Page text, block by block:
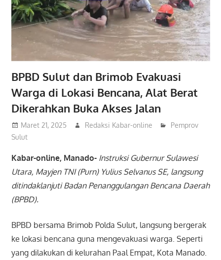
BPBD Sulut dan Brimob Evakuasi
Warga di Lokasi Bencana, Alat Berat
Dikerahkan Buka Akses Jalan
Maret 21, 2025 Redaksi Kabar-online
Pemprov
Sulut
Kabar-online, Manado- Instruksi Gubernur Sulawesi
Utara, Mayjen TNI (Purn) Yulius Selvanus SE, langsung
ditindaklanjuti Badan Penanggulangan Bencana Daerah
(BPBD).
BPBD bersama Brimob Polda Sulut, langsung bergerak
ke lokasi bencana guna mengevakuasi warga. Seperti
yang dilakukan di kelurahan Paal Empat, Kota Manado.